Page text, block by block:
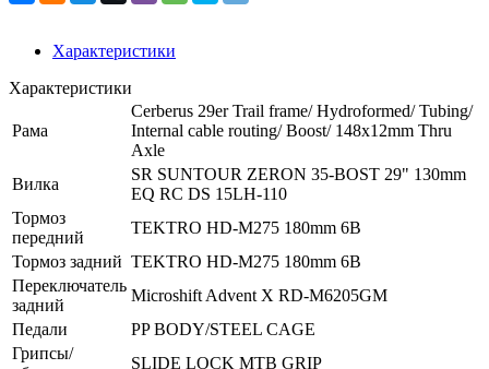
Характеристики
Характеристики
Рама
Cerberus 29er Trail frame/ Hydroformed/ Tubing/
Internal cable routing/ Boost/ 148x12mm Thru
Axle
Вилка
SR SUNTOUR ZERON 35-BOST 29" 130mm
EQ RC DS 15LH-110
Тормоз
передний
TEKTRO HD-M275 180mm 6B
Тормоз задний TEKTRO HD-M275 180mm 6B
Переключатель
задний
Microshift Advent X RD-M6205GM
Педали
PP BODY/STEEL CAGE
Грипсы/
SLIDE LOCK MTB GRIP